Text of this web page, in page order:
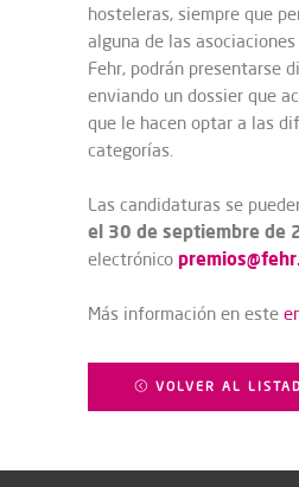
hosteleras, siempre que
alguna de las
Fehr, podrán presentarse
enviando un dossier que
que le hacen optar a las
categorías.
Las candidaturas se
el 30 de septiembre de
electrónico
Más información en este
VOLVER AL